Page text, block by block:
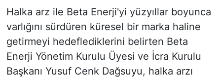
Halka arz ile Beta Enerji'yi yüzyıllar boyunca
varlığını sürdüren küresel bir marka haline
getirmeyi hedeflediklerini belirten Beta
Enerji Yönetim Kurulu Üyesi ve İcra Kurulu
Başkanı Yusuf Cenk Dağsuyu, halka arzı